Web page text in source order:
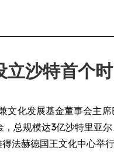
沙特首个
发展基金董事会主席
规模达3亿沙特里亚尔
法赫德国王文化中心举行